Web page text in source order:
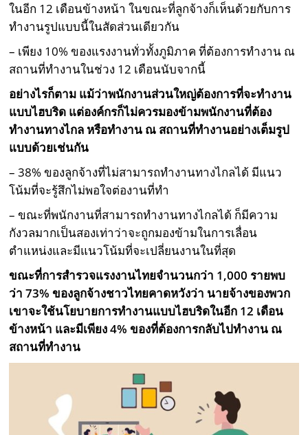
ในอีก 12 เดือนข้างหน้า ในขณะที่ลูกจ้างก็เห็นด้วยกับการ
ทำงานรูปแบบนี้ในสัดส่วนเดียวกัน
– เพียง 10% ของแรงงานทั่วทั้งภูมิภาค ที่ต้องการทำงาน ณ
สถานที่ทำงานในช่วง 12 เดือนนับจากนี้
อย่างไรก็ตาม แม้ว่าพนักงานส่วนใหญ่ต้องการที่จะทำงาน
แบบไฮบริด แต่องค์กรก็ไม่ควรมองข้ามพนักงานที่ต้อง
ทำงานทางไกล หรือทำงาน ณ สถานที่ทำงานอย่างเต็มรูป
แบบด้วยเช่นกัน
– 38% ของลูกจ้างที่ไม่สามารถทำงานทางไกลได้ มีแนว
โน้มที่จะรู้สึกไม่พอใจต่องานที่ทำ
– ขณะที่พนักงานที่สามารถทำงานทางไกลได้ ก็มีความ
กังวลมากเป็นสองเท่าว่าจะถูกมองข้ามในการเลื่อน
ตำแหน่งและมีแนวโน้มที่จะเปลี่ยนงานในที่สุด
ขณะที่การสำรวจแรงงานไทยจำนวนกว่า 1,000 รายพบ
ว่า 73% ของลูกจ้างชาวไทยคาดหวังว่า นายจ้างของพวก
เขาจะใช้นโยบายการทำงานแบบไฮบริดในอีก 12 เดือน
ข้างหน้า และมีเพียง 4% ของที่ต้องการกลับไปทำงาน ณ
สถานที่ทำงาน